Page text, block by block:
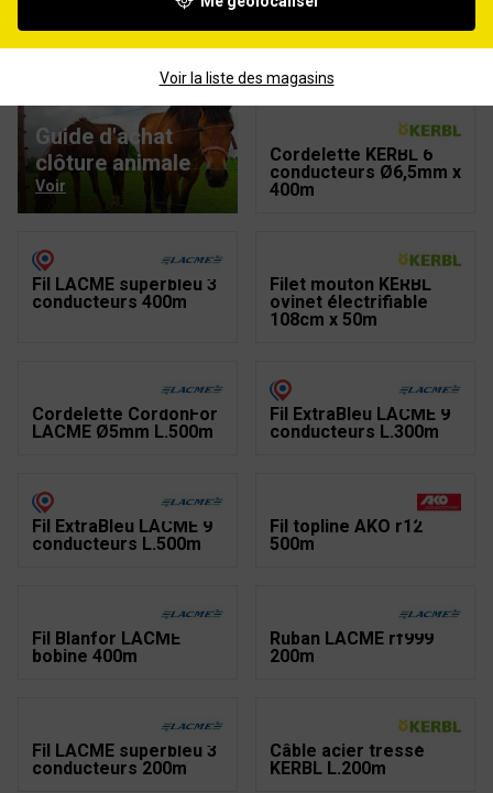
Guide d'achat
clôture animale
Voir
Cordelette KERBL 6
conducteurs Ø6,5mm x
400m
Fil LACME superbleu 3
conducteurs 400m
Filet mouton KERBL
ovinet électrifiable
108cm x 50m
Cordelette CordonFor
LACME Ø5mm L.500m
Fil ExtraBleu LACME 9
conducteurs L.300m
Fil ExtraBleu LACME 9
conducteurs L.500m
Fil topline AKO r12
500m
Fil Blanfor LACME
bobine 400m
Ruban LACME rf999
200m
Fil LACME superbleu 3
conducteurs 200m
Câble acier tressé
KERBL L.200m
Voir la liste des magasins